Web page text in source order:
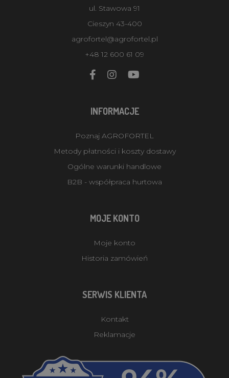
ul. Stawowa 91
Cieszyn 43-400
agrofortel@agrofortel.pl
+48 12 600 61 09
INFORMACJE
Poznaj AGROFORTEL
Metody płatności i koszty dostawy
Ogólne warunki handlowe
B2B - współpraca hurtowa
MOJE KONTO
Moje konto
Historia zamówień
SERWIS KLIENTA
Kontakt
Reklamacje